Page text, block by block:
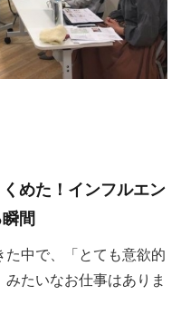
めた！インフルエン
間
中で、「とても意欲的
たいなお仕事はありま